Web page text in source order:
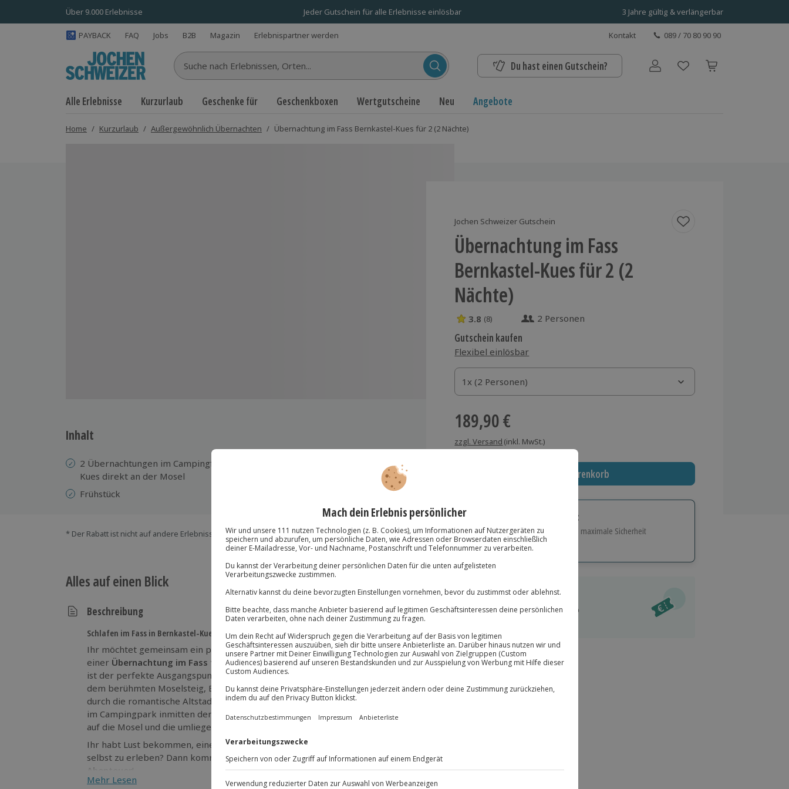
Über 9.000 Erlebnisse Jeder Gutschein für alle Erlebnisse einlösbar 3 Jahre gültig & verlängerbar
PAYBACK FAQ Jobs B2B Magazin Erlebnispartner werden Kontakt 089 / 70 80 90 90
Suche nach Erlebnissen... Du hast einen Gutschein? Benutzerkonto
Alle Erlebnisse Kurzurlaub Geschenke für Geschenkboxen Wertgutscheine Neu Angebote
Home / Kurzurlaub / Außergewöhnlich Übernachten / Übernachtung im Fass Bernkastel-Kues für 2 (2 Nächte)
Jochen Schweizer Gutschein
Übernachtung im Fass
Bernkastel-Kues für 2 (2
Nächte)
3.8 Sterne von 5 aus 8 Bewertungen
3.8 (8) 2 Personen
Gutschein kaufen
Flexibel einlösbar
1x (2 Personen)
1x (2 Personen)
1x (2 Personen)
189,90 €
zzgl. Versand (inkl. MwSt.)
In den Warenkorb
Immer das richtige Geschenk:
Große Auswahl, volle Flexibilität und maximale Sicherheit
Über 9.000 Erlebnisse.
Jeder Gutschein für alle Erlebnisse einlösbar.
Maximale Sicherheit
-15%* Club Deal verfügbar
Direktabzug im Warenkorb
Du erhältst 94°P
Inhalt
2 Übernachtungen im Campingfass auf dem KNAUS Campingpark Bernkastel-
Kues direkt an der Mosel
Frühstück
* Der Rabatt ist nicht auf andere Erlebnisse bei der Einlösung übertragbar. Details
Alles auf einen Blick
Beschreibung
Schlafen im Fass in Bernkastel-Kues
Ihr möchtet gemeinsam ein paar Tage abschalten? Wie wäre es denn mit
einer Übernachtung im Fass für 2 in Bernkastel-Kues?Der Campingpark
ist der perfekte Ausgangspunkt für Outdoor-Aktivitäten wie Wandern auf
dem berühmten Moselsteig, Bootsfahrten oder entspannte Spaziergänge
durch die romantische Altstadt. Nach einem ereignisreichen Tag könnt ihr
im Campingpark inmitten der grünen Landschaft entspannen und den Blick
auf die Mosel und die umliegenden Weinberge genießen.
Ihr habt Lust bekommen, eine außergewöhnliche Übernachtung im Fass
selbst zu erleben? Dann kommt nach Bernkastel-Kues undgenießt euer
Abenteuer !
Mehr Lesen